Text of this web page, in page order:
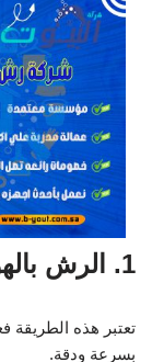
1. الرش بالهواء المضغوط
تعتبر هذه الطريقة
بسرعة ودقة.